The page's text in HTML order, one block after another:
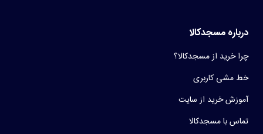
درباره مسجدکالا
چرا خرید از مسجدکالا؟
خط مشی کاربری
آموزش خرید از سایت
تماس با مسجدکالا